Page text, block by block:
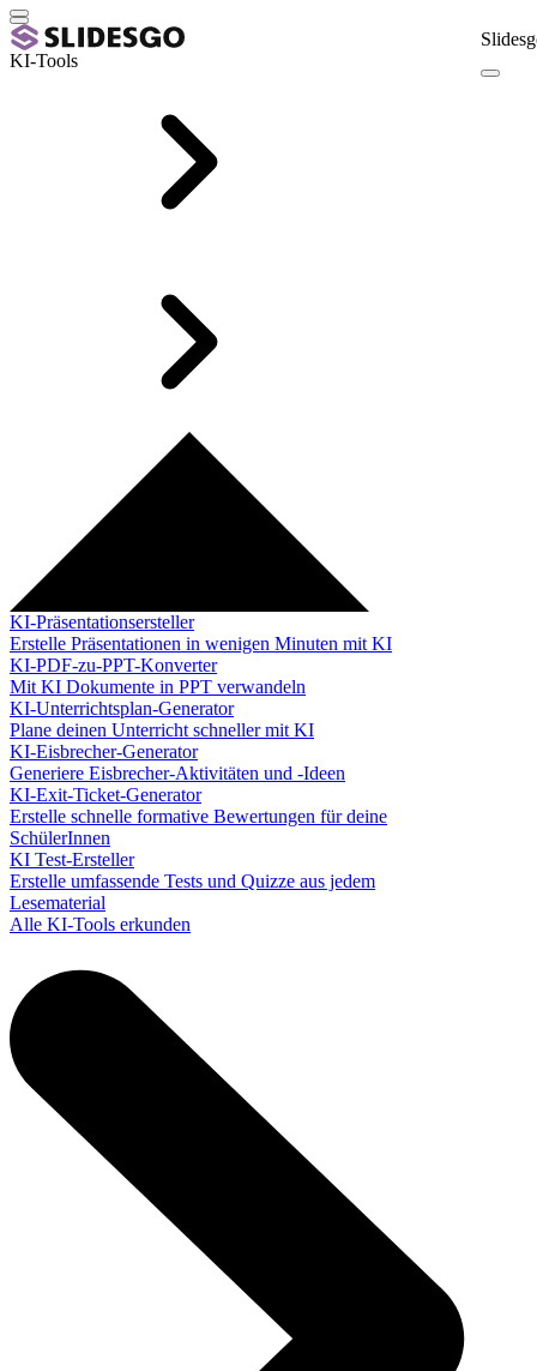
KI-Tools
KI-Präsentationsersteller
Erstelle Präsentationen in wenigen Minuten mit KI
KI-PDF-zu-PPT-Konverter
Mit KI Dokumente in PPT verwandeln
KI-Unterrichtsplan-Generator
Plane deinen Unterricht schneller mit KI
KI-Eisbrecher-Generator
Generiere Eisbrecher-Aktivitäten und -Ideen
KI-Exit-Ticket-Generator
Erstelle schnelle formative Bewertungen für deine
SchülerInnen
KI Test-Ersteller
Erstelle umfassende Tests und Quizze aus jedem
Lesematerial
Alle KI-Tools erkunden